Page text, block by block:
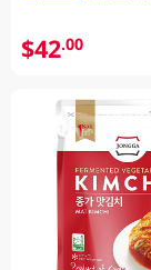
$42.00